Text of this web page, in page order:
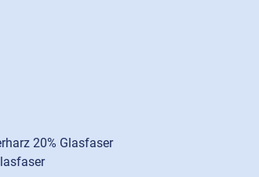
20% Glasfaser